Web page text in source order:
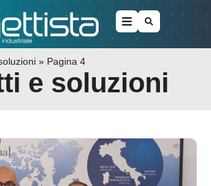
» Pagina 4
e soluzioni